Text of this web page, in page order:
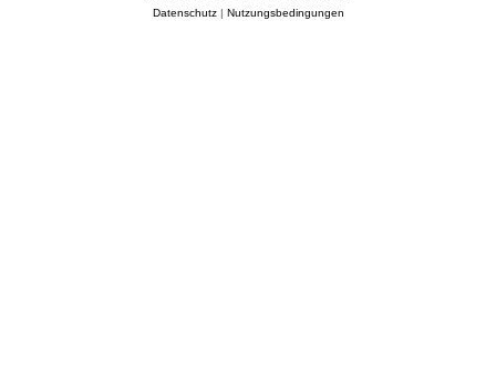
Datenschutz| Nutzungsbedingungen